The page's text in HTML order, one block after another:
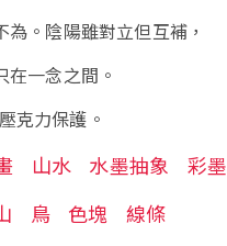
。陰陽雖對立但互補，
在一念之間。
克力保護。
山水 水墨抽象 彩墨
鳥 色塊 線條